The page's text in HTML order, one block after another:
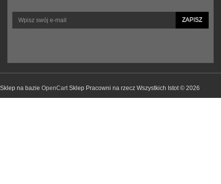
ZAPISZ
Sklep na bazie OpenCart Sklep Pracowni na rzecz Wszystkich Istot © 2026